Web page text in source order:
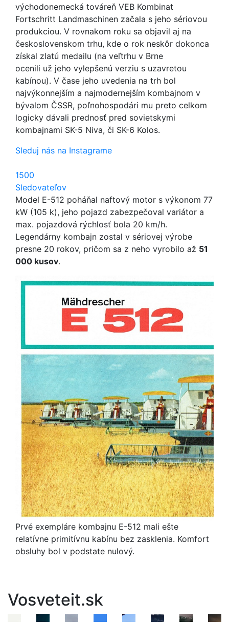
východonemecká továreň VEB Kombinat
Fortschritt Landmaschinen začala s jeho sériovou
produkciou. V rovnakom roku sa objavil aj na
československom trhu, kde o rok neskôr dokonca
získal zlatú medailu (na veľtrhu v Brne
ocenili už jeho vylepšenú verziu s uzavretou
kabínou). V čase jeho uvedenia na trh bol
najvýkonnejším a najmodernejším kombajnom v
bývalom ČSSR, poľnohospodári mu preto celkom
logicky dávali prednosť pred sovietskymi
kombajnami SK-5 Niva, či SK-6 Kolos.
Sleduj nás na Instagrame
1500
Sledovateľov
Model E-512 poháňal naftový motor s výkonom 77
kW (105 k), jeho pojazd zabezpečoval variátor a
max. pojazdová rýchlosť bola 20 km/h.
Legendárny kombajn zostal v sériovej výrobe
presne 20 rokov, pričom sa z neho vyrobilo až 51
000 kusov.
Prvé exempláre kombajnu E-512 mali ešte
relatívne primitívnu kabínu bez zasklenia. Komfort
obsluhy bol v podstate nulový.
Vosveteit.sk